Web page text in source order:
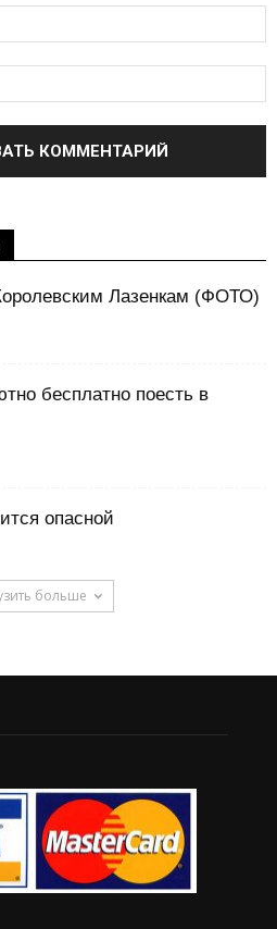
Лазенкам (ФОТО)
бесплатно поесть в
опасной
больше